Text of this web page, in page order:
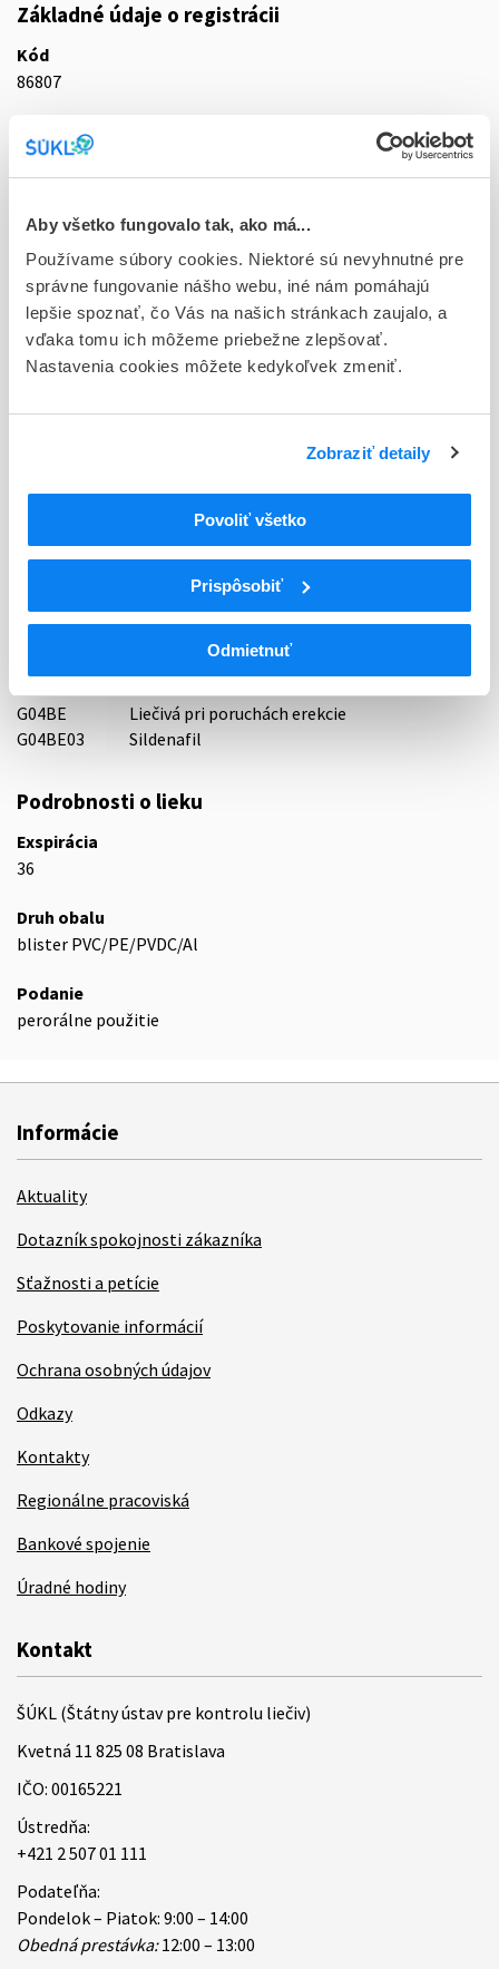
Aby všetko fungovalo tak, ako má...
Používame súbory cookies. Niektoré sú nevyhnutné pre
správne fungovanie nášho webu, iné nám pomáhajú
lepšie spoznať, čo Vás na našich stránkach zaujalo, a
vďaka tomu ich môžeme priebežne zlepšovať.
Nastavenia cookies môžete kedykoľvek zmeniť.
Zobraziť detaily
Povoliť všetko
Prispôsobiť
Odmietnuť
Základné údaje o registrácii
Kód
86807
Registračné číslo
83/0093/10-S
tbl flm 10x50 mg (blis.PVC/PE/PVDC/Al)
Stav
D - Registrácia bez obmedzenia platnosti
Typ registračnej procedúry
Farmak International Sp. z o.o., Poľsko
UROGENITÁLNY TRAKT A POHLAVNÉ
UROLOGIKÁ
G04BE
Liečivá pri poruchách erekcie
G04BE03
Sildenafil
Podrobnosti o lieku
Exspirácia
36
Druh obalu
blister PVC/PE/PVDC/Al
Podanie
perorálne použitie
Informácie
Aktuality
Dotazník spokojnosti zákazníka
Sťažnosti a petície
Poskytovanie informácií
Ochrana osobných údajov
Odkazy
Kontakty
Regionálne pracoviská
Bankové spojenie
Úradné hodiny
Kontakt
ŠÚKL (Štátny ústav pre kontrolu liečiv)
Kvetná 11 825 08 Bratislava
IČO: 00165221
Ústredňa:
+421 2 507 01 111
Podateľňa:
Pondelok – Piatok: 9:00 – 14:00
Obedná prestávka:12:00 – 13:00